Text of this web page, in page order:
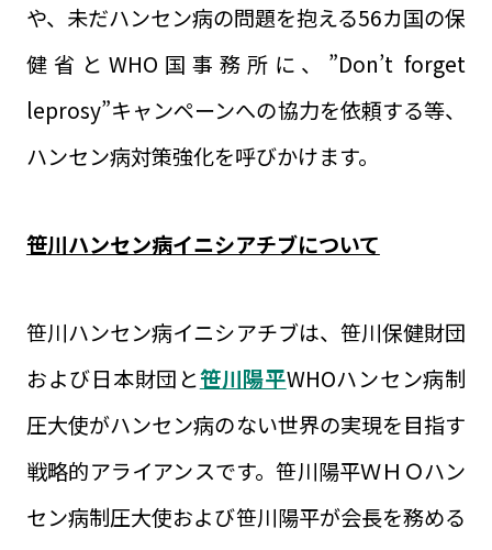
や、未だハンセン病の問題を抱える56カ国の保
健省とWHO国事務所に、”Don’t forget
leprosy”キャンペーンへの協力を依頼する等、
ハンセン病対策強化を呼びかけます。
笹川ハンセン病イニシアチブについて
笹川ハンセン病イニシアチブは、笹川保健財団
および日本財団と笹川陽平WHOハンセン病制
圧大使がハンセン病のない世界の実現を目指す
戦略的アライアンスです。笹川陽平ＷＨＯハン
セン病制圧大使および笹川陽平が会長を務める